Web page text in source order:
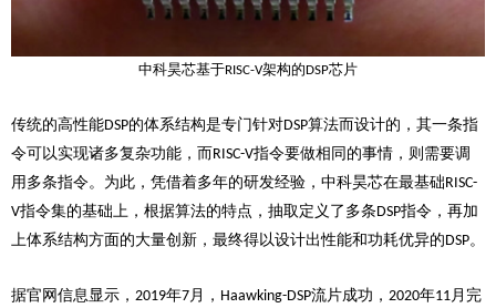
中科昊芯基于RISC-V架构的DSP芯片
传统的高性能DSP的体系结构是专门针对DSP算法而设计的，其一条指
令可以实现诸多复杂功能，而RISC-V指令要做相同的事情，则需要调
用多条指令。为此，凭借着多年的研发经验，中科昊芯在最基础RISC-
V指令集的基础上，根据算法的特点，抽取定义了多条DSP指令，再加
上体系结构方面的大量创新，最终得以设计出性能和功耗优异的DSP。
据官网信息显示， 2019年7 月， Haawking-DSP流片成功， 2020年11 月完